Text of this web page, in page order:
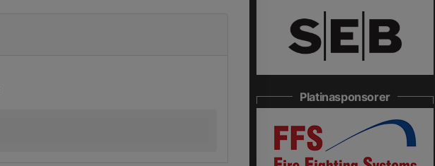
Platinasponsorer